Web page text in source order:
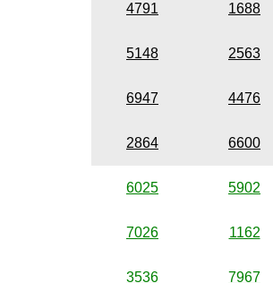
4791 1688
5148 2563
6947 4476
2864 6600
6025 5902
7026 1162
3536 7967